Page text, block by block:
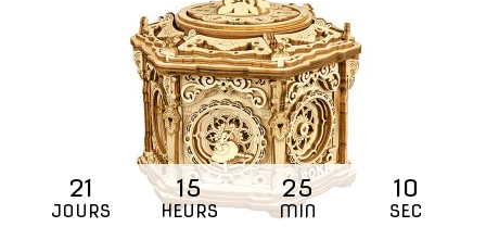
21
JOURS
15
HEURS
25
MIN
09
SEC